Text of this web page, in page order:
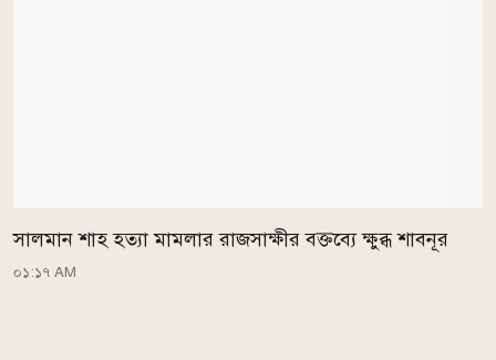
সালমান শাহ হত্যা মামলার রাজসাক্ষীর বক্তব্যে ক্ষুব্ধ শাবনূর
০১:১৭ AM